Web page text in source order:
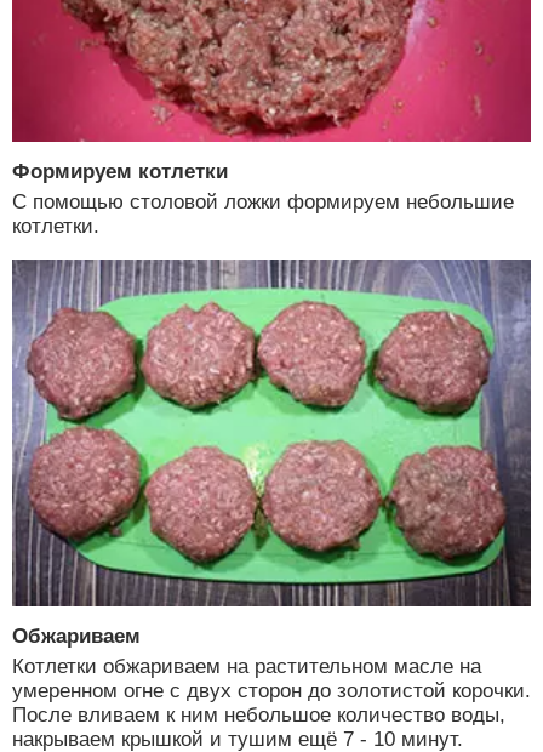
Формируем котлетки
С помощью столовой ложки формируем небольшие
котлетки.
Обжариваем
Котлетки обжариваем на растительном масле на
умеренном огне с двух сторон до золотистой корочки.
После вливаем к ним небольшое количество воды,
накрываем крышкой и тушим ещё 7 - 10 минут.